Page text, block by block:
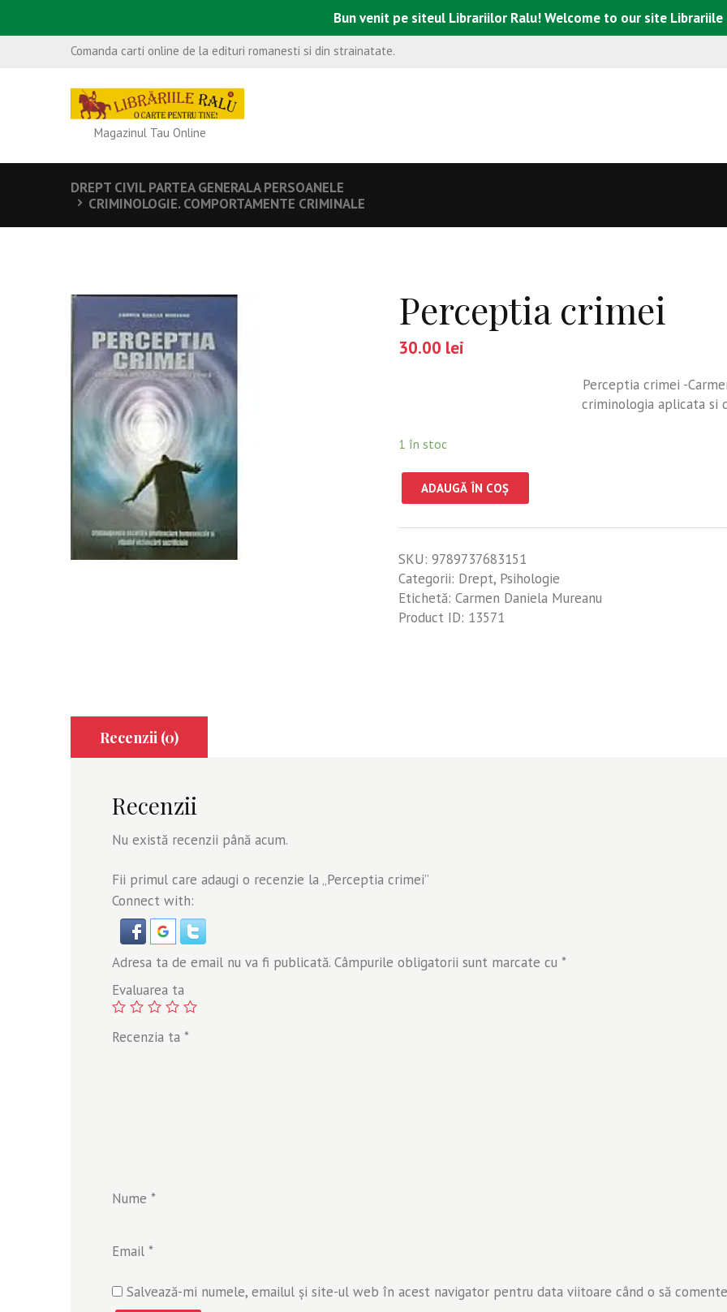
Bun venit pe siteul Librariilor Ralu! Welcome to our site Librariile
Comanda carti online de la edituri romanesti si din strainatate.
Magazinul Tau Online
DREPT CIVIL PARTEA GENERALA PERSOANELE
CRIMINOLOGIE. COMPORTAMENTE CRIMINALE
Perceptia crimei
30.00 lei
Perceptia crimei -
criminologia aplicata si
1 în stoc
ADAUGĂ ÎN COȘ
SKU: 9789737683151
Categorii: Drept, Psihologie
Etichetă: Carmen Daniela Mureanu
Product ID: 13571
Recenzii (0)
Recenzii
Nu există recenzii până acum.
Fii primul care adaugi o recenzie la „Perceptia crimei”
Connect with:
Adresa ta de email nu va fi publicată. Câmpurile obligatorii sunt marcate cu *
Evaluarea ta
Recenzia ta *
Nume *
Email *
Salvează-mi numele, emailul și site-ul web în acest navigator pentru data viitoare când o să